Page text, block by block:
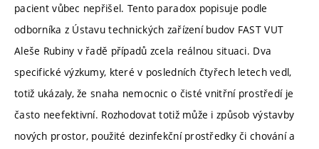
pacient vůbec nepřišel. Tento paradox popisuje podle
odborníka z Ústavu technických zařízení budov FAST VUT
Aleše Rubiny v řadě případů zcela reálnou situaci. Dva
specifické výzkumy, které v posledních čtyřech letech vedl,
totiž ukázaly, že snaha nemocnic o čisté vnitřní prostředí je
často neefektivní. Rozhodovat totiž může i způsob výstavby
nových prostor, použité dezinfekční prostředky či chování a